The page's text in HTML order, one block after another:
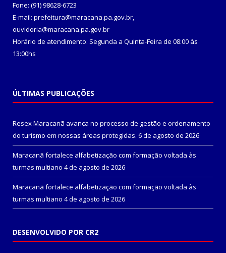
Fone: (91) 98628-6723
E-mail: prefeitura@maracana.pa.gov.br,
ouvidoria@maracana.pa.gov.br
Horário de atendimento: Segunda a Quinta-Feira de 08:00 às
13:00hs
ÚLTIMAS PUBLICAÇÕES
Resex Maracanã avança no processo de gestão e ordenamento
do turismo em nossas áreas protegidas. 6 de agosto de 2026
Maracanã fortalece alfabetização com formação voltada às
turmas multiano 4 de agosto de 2026
Maracanã fortalece alfabetização com formação voltada às
turmas multiano 4 de agosto de 2026
DESENVOLVIDO POR CR2